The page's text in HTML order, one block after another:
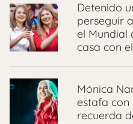
Detenido
perseguir
el Mundial
casa con
Mónica
estafa con
recuerda